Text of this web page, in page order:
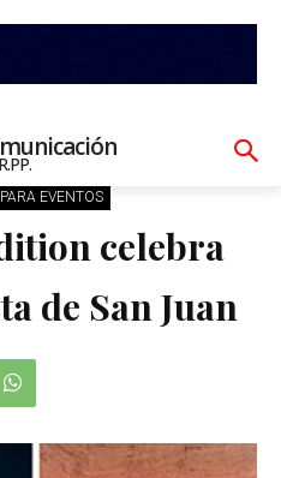
EVENTOS
celebra
de San Juan